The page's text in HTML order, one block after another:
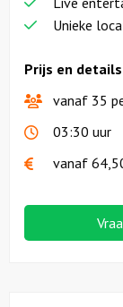
Prijs en details
vanaf 35
03:30 uur
vanaf
Unieke